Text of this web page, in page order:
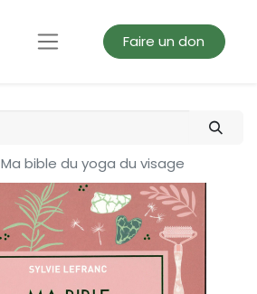
Faire un don
Ma bible du yoga du visage